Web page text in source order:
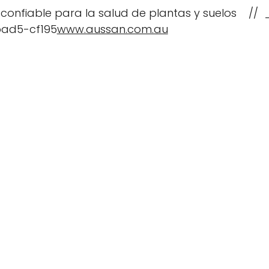
confiable para la salud de plantas y suelos //
cf195www.aussan.com.au